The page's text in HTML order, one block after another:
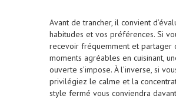
Avant de trancher, il convient
habitudes et vos préférences. Si
recevoir fréquemment et partager
moments agréables en cuisinant,
ouverte s’impose. À l’inverse, si
privilégiez le calme et la
style fermé vous conviendra